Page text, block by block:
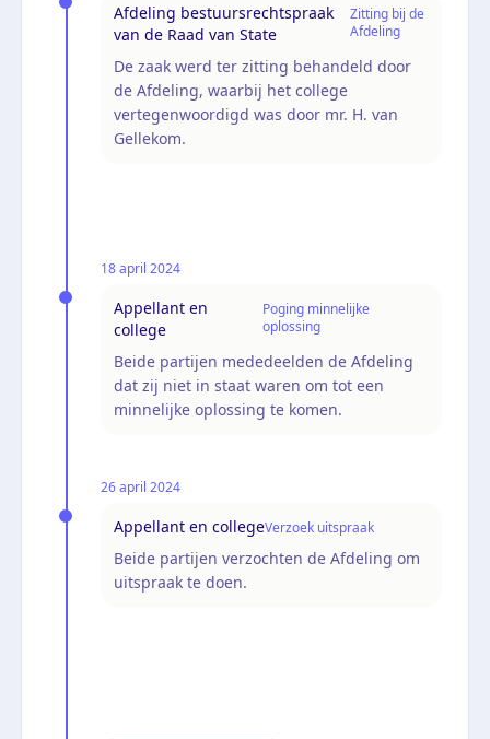
Afdeling bestuursrechtspraak
van de Raad van State
Zitting bij de
Afdeling
De zaak werd ter zitting behandeld door
de Afdeling, waarbij het college
vertegenwoordigd was door mr. H. van
Gellekom.
18 april 2024
Appellant en
college
Poging minnelijke
oplossing
Beide partijen mededeelden de Afdeling
dat zij niet in staat waren om tot een
minnelijke oplossing te komen.
26 april 2024
Appellant en collegeVerzoek uitspraak
Beide partijen verzochten de Afdeling om
uitspraak te doen.